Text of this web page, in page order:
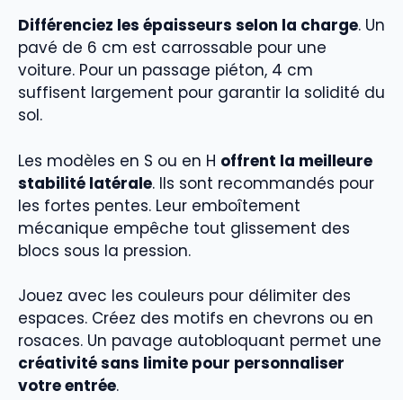
Différenciez les épaisseurs selon la charge. Un
pavé de 6 cm est carrossable pour une
voiture. Pour un passage piéton, 4 cm
suffisent largement pour garantir la solidité du
sol.
Les modèles en S ou en H offrent la meilleure
stabilité latérale. Ils sont recommandés pour
les fortes pentes. Leur emboîtement
mécanique empêche tout glissement des
blocs sous la pression.
Jouez avec les couleurs pour délimiter des
espaces. Créez des motifs en chevrons ou en
rosaces. Un pavage autobloquant permet une
créativité sans limite pour personnaliser
votre entrée.